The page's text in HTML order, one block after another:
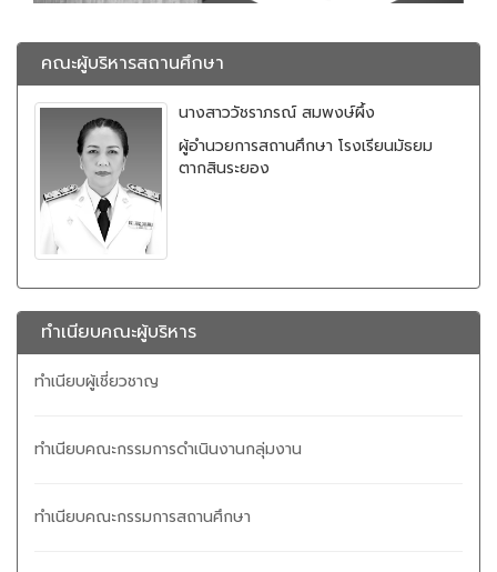
คณะผู้บริหารสถานศึกษา
นางสาววัชราภรณ์ สมพงษ์ผึ้ง
ผู้อำนวยการสถานศึกษา โรงเรียนมัธยม
ตากสินระยอง
ทำเนียบคณะผู้บริหาร
ทำเนียบผู้เชี่ยวชาญ
ทำเนียบคณะกรรมการดำเนินงานกลุ่มงาน
ทำเนียบคณะกรรมการสถานศึกษา